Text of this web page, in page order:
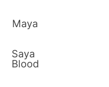
Maya
Saya
Blood